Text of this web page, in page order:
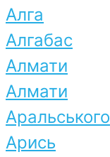
Алга
Алгабас
Алмати
Алмати
Аральського
Арись